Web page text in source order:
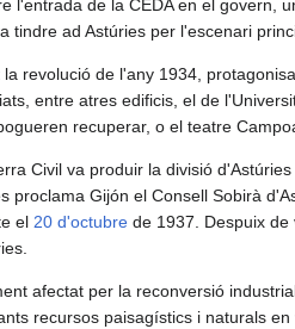
l'entrada de la CEDA en el govern,
tindre ad Astúries per l'escenari
la revolució de l'any 1934,
entre atres edificis, el de
recuperar, o el teatre
Civil va produir la divisió
proclama Gijón el Consell Sobirà
el 20 d'octubre de 1937. Despuix
afectat per la reconversió
recursos paisagístics i naturals en